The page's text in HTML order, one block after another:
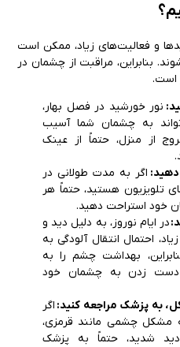
و فعالیت‌های زیاد، ممکن است
بنابراین، مراقبت از چشمان در
است.
نور خورشید در فصل بهار،
به چشمان شما آسیب
از منزل، حتماً از عینک
اگر به مدت طولانی در
تلویزیون هستید، حتماً هر
خود استراحت دهید.
در ایام نوروز، به دلیل دید و
احتمال انتقال آلودگی به
بهداشت چشم را به
دست زدن به چشمان خود
به پزشک مراجعه کنید: اگر
مشکل چشمی مانند قرمزی،
شدید، حتماً به پزشک